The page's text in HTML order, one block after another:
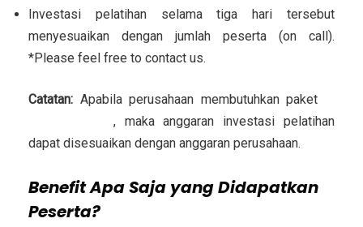
Investasi pelatihan selama tiga hari tersebut
menyesuaikan dengan jumlah peserta (on call).
*Please feel free to contact us.
Catatan: Apabila perusahaan membutuhkan paket
, maka anggaran investasi pelatihan
dapat disesuaikan dengan anggaran perusahaan.
Benefit Apa Saja yang Didapatkan
Peserta?